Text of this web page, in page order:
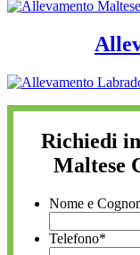
Richiedi
Maltese
Nome e
Telefono*